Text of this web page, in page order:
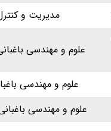
مدیریت و
علوم و مهندسی
علوم و مهندسی
علوم و مهندسی